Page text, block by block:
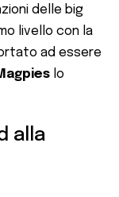
delle big
livello con la
ad essere
lo
alla